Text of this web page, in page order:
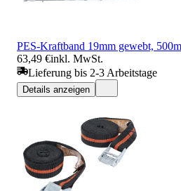
PES-Kraftband 19mm gewebt, 500m
63,49 €inkl. MwSt.
Lieferung bis 2-3 Arbeitstage
Details anzeigen